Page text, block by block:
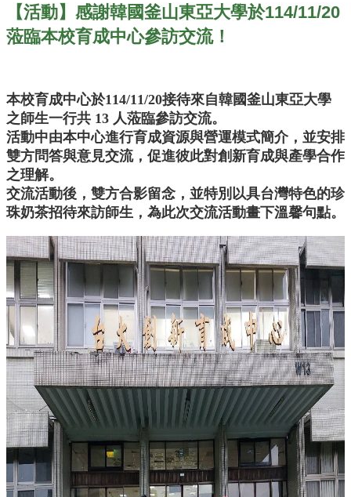
究
發
展
頁
產
學
合
作
總
中
心
站
導
覽
English
最
新
消
息
關
於
我
們
進
【活動】感謝韓國釜山東亞大學於114/11/20
蒞臨本校育成中心參訪交流！
本校育成中心於114/11/20接待來自韓國釜山東亞大學
之師生一行共 13 人蒞臨參訪交流。
活動中由本中心進行育成資源與營運模式簡介，並安排
雙方問答與意見交流，促進彼此對創新育成與產學合作
之理解。
交流活動後，雙方合影留念，並特別以具台灣特色的珍
珠奶茶招待來訪師生，為此次交流活動畫下溫馨句點。